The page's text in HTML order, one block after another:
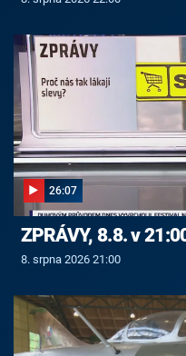
26:07
ZPRÁVY, 8.8. v
8. srpna 2026 21:00